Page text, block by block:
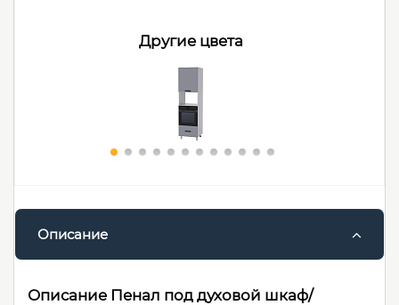
Другие цвета
Описание
Описание Пенал под духовой шкаф/